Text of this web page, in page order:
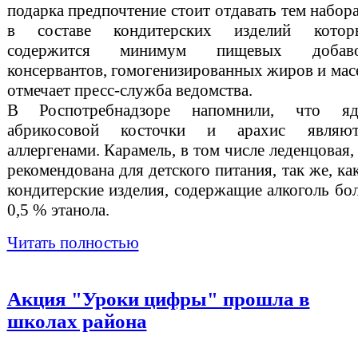
подарка предпочтение стоит отдавать тем
в составе кондитерских изделий
содержится минимум пищевых
консервантов, гомогенизированных жиров и
отмечает пресс-служба ведомства.
В Роспотребнадзоре напомнили, что
абрикосовой косточки и арахис
аллергенами. Карамель, в том числе леденцовая,
рекомендована для детского питания, так же,
кондитерские изделия, содержащие алкоголь
0,5 % этанола.
Читать полностью
Акция "Уроки цифры" прошла в
школах района